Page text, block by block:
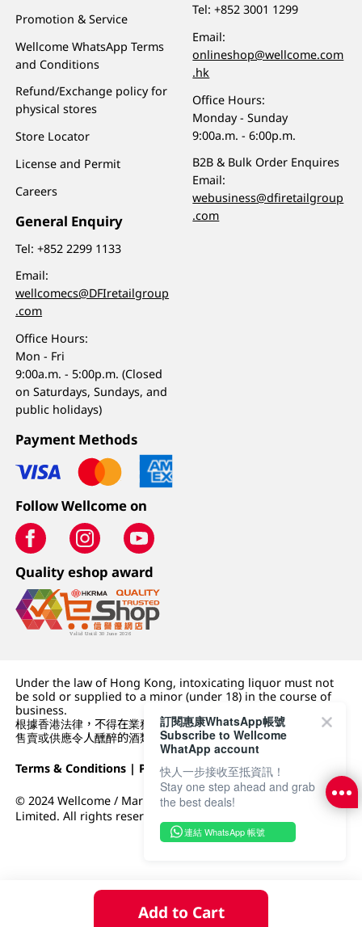
Add to Cart
Promotion & Service
Wellcome WhatsApp Terms
and Conditions
Refund/Exchange policy for
physical stores
Store Locator
License and Permit
Careers
General Enquiry
Tel:+852 2299 1133
Email:
wellcomecs@DFIretailgroup
.com
Office Hours:
Mon - Fri
9:00a.m. - 5:00p.m. (Closed
on Saturdays, Sundays, and
public holidays)
Tel:+852 3001 1299
Email:
onlineshop@wellcome.com
.hk
Office Hours:
Monday - Sunday
9:00a.m. - 6:00p.m.
B2B & Bulk Order Enquires
Email:
webusiness@dfiretailgroup
.com
Payment Methods
Follow Wellcome on
Quality eshop award
Under the law of Hong Kong, intoxicating liquor must not
be sold or supplied to a minor (under 18) in the course of
business.
根據香港法律，不得在業務過程中，向未成年人 (18 歲以下人士)
售賣或供應令人醺醉的酒類。
Terms & Conditions | Privacy Policy|DFI Retail Group
© 2024 Wellcome / Market Place. The Dairy Farm Company
Limited. All rights reserved.
訂閱惠康WhatsApp帳號
Subscribe to Wellcome
WhatApp account
快人一步接收至抵資訊！
Stay one step ahead and grab
the best deals!
連結 WhatsApp 帳號